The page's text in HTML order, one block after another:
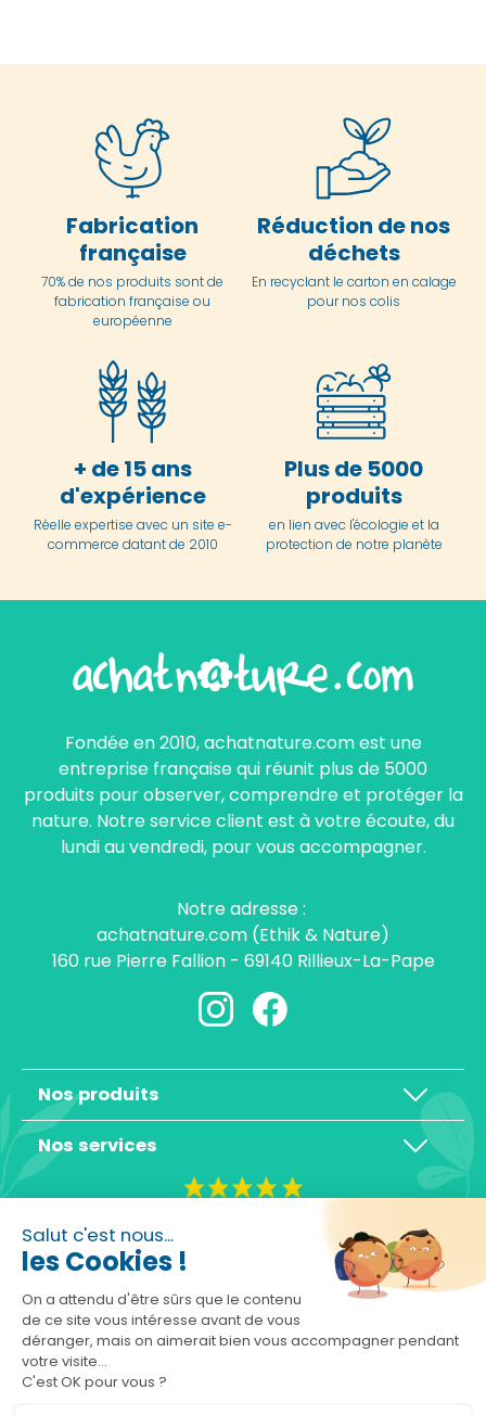
Salut c'est nous...
les Cookies !
On a attendu d'être sûrs que le contenu
de ce site vous intéresse avant de vous
déranger, mais on aimerait bien vous accompagner pendant
votre visite...
C'est OK pour vous ?
Fabrication
française
70% de nos produits sont de
fabrication française ou
européenne
Réduction de nos
déchets
En recyclant le carton en calage
pour nos colis
+ de 15 ans
d'expérience
Réelle expertise avec un site e-
commerce datant de 2010
Plus de 5000
produits
en lien avec l'écologie et la
protection de notre planète
Fondée en 2010, achatnature.com est une
entreprise française qui réunit plus de 5000
produits pour observer, comprendre et protéger la
nature. Notre service client est à votre écoute, du
lundi au vendredi, pour vous accompagner.
Notre adresse :
achatnature.com (Ethik & Nature)
160 rue Pierre Fallion - 69140 Rillieux-La-Pape
Nos produits
Nos services